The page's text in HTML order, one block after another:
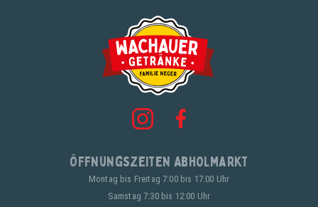
Öffnungszeiten Abholmarkt
Montag bis Freitag 7:00 bis 17:00 Uhr
Samstag 7:30 bis 12:00 Uhr